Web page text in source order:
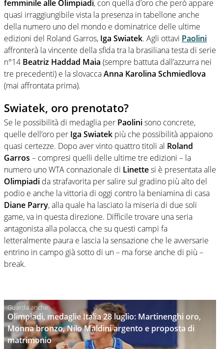
femminile alle Olimpiadi, con quella d’oro che però appare
quasi irraggiungibile vista la presenza in tabellone anche
della numero uno del mondo e dominatrice delle ultime
edizioni del Roland Garros, Iga Swiatek. Agli ottavi Paolini
affronterà la vincente della sfida tra la brasiliana testa di serie
n°14 Beatriz Haddad Maia (sempre battuta dall’azzurra nei
tre precedenti) e la slovaccaAnna Karolina Schmiedlova
(mai affrontata prima).
Swiatek, oro prenotato?
Se le possibilità di medaglia per Paolinisono concrete,
quelle dell’oro per Iga Swiatek più che possibilità appaiono
quasi certezze. Dopo aver vinto quattro titoli al Roland
Garros – compresi quelli delle ultime tre edizioni – la
numero uno WTA connazionale di Linettesi è presentata alle
Olimpiadi da strafavorita per salire sul gradino più alto del
podio e anche la vittoria di oggi contro la beniamina di casa
Diane Parry, alla quale ha lasciato la miseria di due soli
game, va in questa direzione. Difficile trovare una seria
antagonista alla polacca, che su questi campi fa
letteralmente paura e lascia la sensazione che le avversarie
entrino in campo già sotto di un – ma forse anche di più –
break.
Olimpiadi, medaglie Italia 28 luglio: Martinenghi oro,
Monna bronzo, Nilo Maldini argento e proposta di
matrimonio